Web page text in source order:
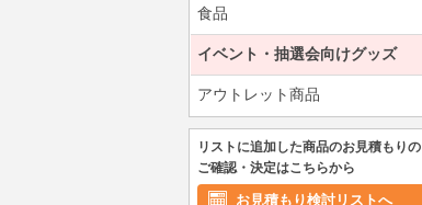
食品
イベント・抽選会向けグッズ
アウトレット商品
リストに追加した商品のお見積もりの
ご確認・決定はこちらから
お見積もり検討リストへ